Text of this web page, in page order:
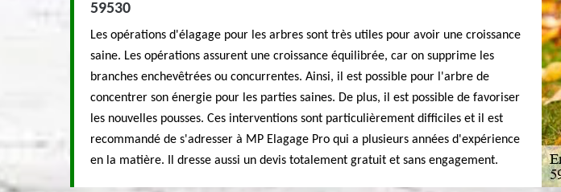
59530
Les opérations d'élagage pour les arbres sont très utiles pour avoir une croissance
saine. Les opérations assurent une croissance équilibrée, car on supprime les
branches enchevêtrées ou concurrentes. Ainsi, il est possible pour l'arbre de
concentrer son énergie pour les parties saines. De plus, il est possible de favoriser
les nouvelles pousses. Ces interventions sont particulièrement difficiles et il est
recommandé de s'adresser à MP Elagage Pro qui a plusieurs années d'expérience
en la matière. Il dresse aussi un devis totalement gratuit et sans engagement.